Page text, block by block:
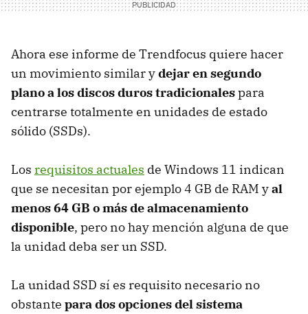
Ahora ese informe de Trendfocus quiere hacer
un movimiento similar ydejar en segundo
plano a los discos duros tradicionalespara
centrarse totalmente en unidades de estado
sólido (SSDs).
Los requisitos actuales de Windows 11 indican
que se necesitan por ejemplo 4 GB de RAM yal
menos 64 GB o más de almacenamiento
disponible, pero no hay mención alguna de que
la unidad deba ser un SSD.
La unidad SSD sí es requisito necesario no
obstante para dos opciones del sistema